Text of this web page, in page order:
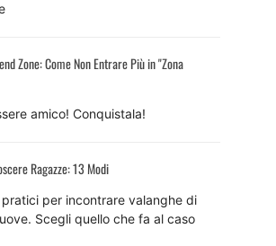
Zone: Come Non Entrare Più in "Zona
amico! Conquistala!
Ragazze: 13 Modi
per incontrare valanghe di
Scegli quello che fa al caso